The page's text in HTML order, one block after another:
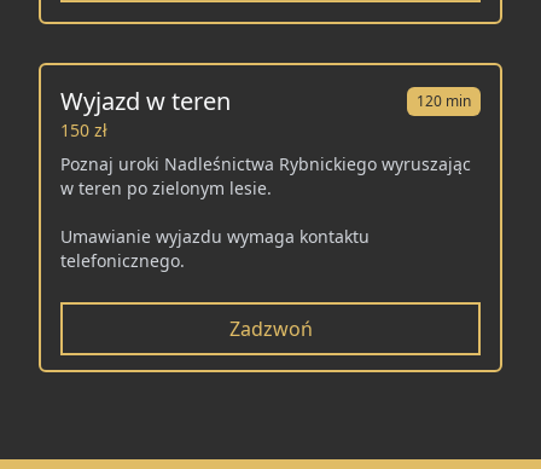
Wyjazd w teren 120 min
150 zł
Poznaj uroki Nadleśnictwa Rybnickiego wyruszając
w teren po zielonym lesie.
Umawianie wyjazdu wymaga kontaktu
telefonicznego.
Zadzwoń